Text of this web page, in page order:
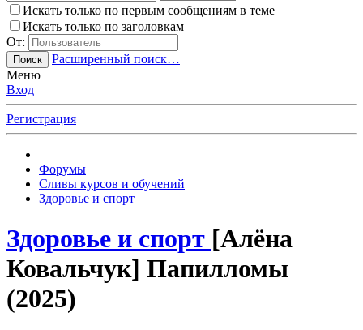
Искать только по первым сообщениям в теме
Искать только по заголовкам
От:
Поиск
Расширенный поиск…
Меню
Вход
Регистрация
Форумы
Сливы курсов и обучений
Здоровье и спорт
Здоровье и спорт [Алёна
Ковальчук] Папилломы
(2025)